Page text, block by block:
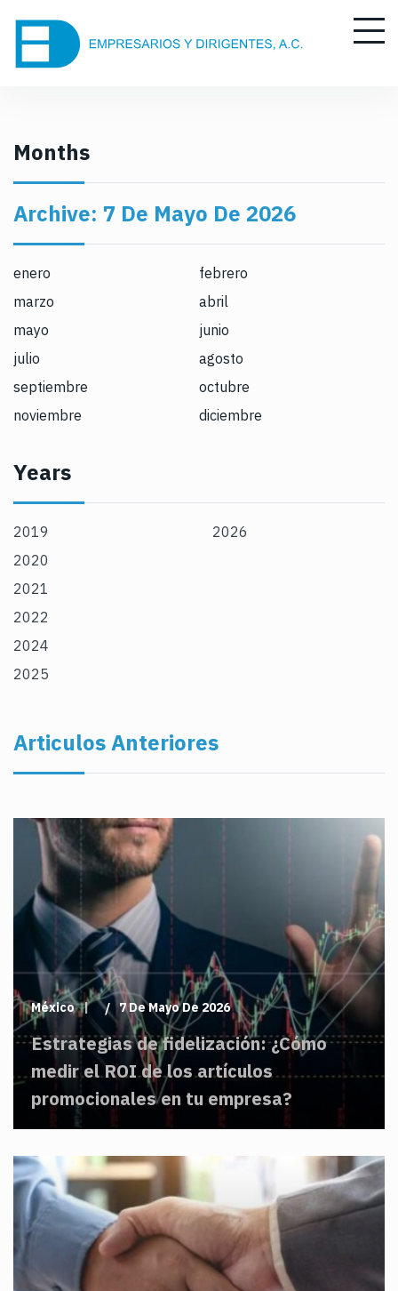
Months
Archive: 7 De Mayo De 2026
enero
febrero
marzo
abril
mayo
junio
julio
agosto
septiembre
octubre
noviembre
diciembre
Years
2019
2020
2021
2022
2024
2025
2026
Articulos Anteriores
México 7 De Mayo De 2026
Estrategias de fidelización: ¿Cómo
medir el ROI de los artículos
promocionales en tu empresa?